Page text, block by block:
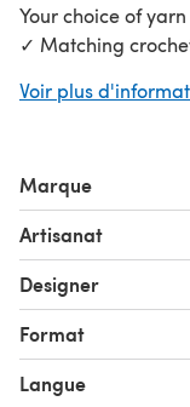
Your choice of
✓ Matching
smaller cow.
polymer clay
✓ Brown polymer
hooves and horns
✓ Single-core
approximately 150
diameter.
✓ Transparent glue
✓ Adhesive fabric
Voir plus
Marque
Artisanat
Designer
Format
Langue